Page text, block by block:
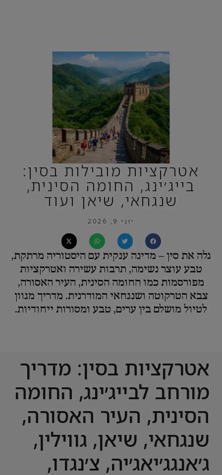
אטרקציות מובילות בסין:
בייג׳ינג, החומה הסינית,
שנגחאי, שיאן ועוד
יוני 9, 2026
גלה את סין – מדינה ענקית עם היסטוריה מרתקת,
טבע עוצר נשימה, תרבות עשירה ואטרקציות
מפורסמות כמו החומה הסינית, העיר האסורה,
צבא הטרקוטה ושנגחאי המודרנית. מדריך מגוון
לטיול מושלם בין ערים, טבע ומסורות ייחודיות.
אטרקציות בסין: מדריך
מורחב לבייג׳ינג, החומה
הסינית, העיר האסורה,
שנגחאי, שיאן, גווילין,
ג׳אנגג׳יאג׳יה, צ׳נגדו,